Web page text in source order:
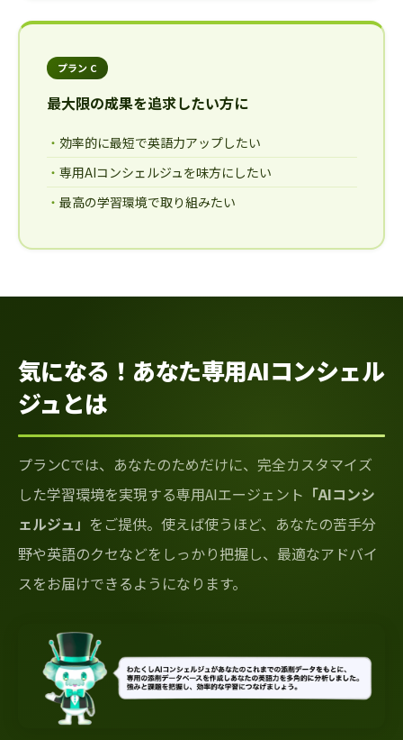
プラン C
最大限の成果を追求したい方に
効率的に最短で英語力アップしたい
専用AIコンシェルジュを味方にしたい
最高の学習環境で取り組みたい
気になる！あなた専用AIコンシェル
ジュとは
プランCでは、あなたのためだけに、完全カスタマイズ
した学習環境を実現する専用AIエージェント 「AIコンシ
ェルジュ」 をご提供。使えば使うほど、あなたの苦手分
野や英語のクセなどをしっかり把握し、最適なアドバイ
スをお届けできるようになります。